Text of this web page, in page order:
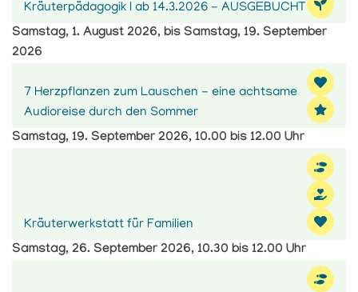
Kräuterpädagogik I ab 14.3.2026 - AUSGEBUCHT
Samstag, 1. August 2026, bis Samstag, 19. September
2026
7 Herzpflanzen zum Lauschen - eine achtsame
Audioreise durch den Sommer
Samstag, 19. September 2026, 10.00 bis 12.00 Uhr
Kräuterwerkstatt für Familien
Samstag, 26. September 2026, 10.30 bis 12.00 Uhr